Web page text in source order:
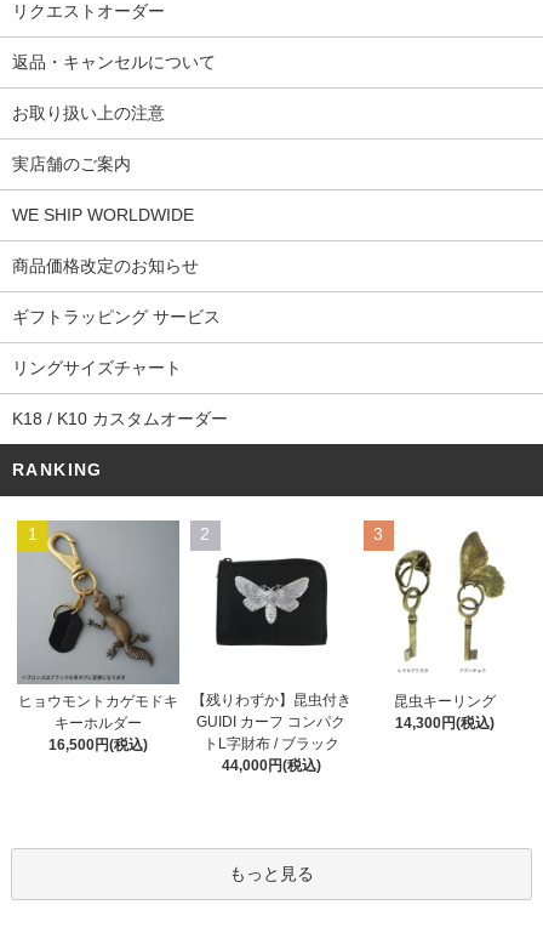
リクエストオーダー
返品・キャンセルについて
お取り扱い上の注意
実店舗のご案内
WE SHIP WORLDWIDE
商品価格改定のお知らせ
ギフトラッピング サービス
リングサイズチャート
K18 / K10 カスタムオーダー
RANKING
1
ヒョウモントカゲモドキ
キーホルダー
16,500円(税込)
2
【残りわずか】昆虫付き
GUIDI カーフ コンパク
トL字財布 / ブラック
44,000円(税込)
3
昆虫キーリング
14,300円(税込)
もっと見る